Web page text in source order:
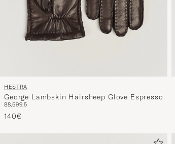
HESTRA
George Lambskin Hairsheep Glove Espresso
88,599,5
140€